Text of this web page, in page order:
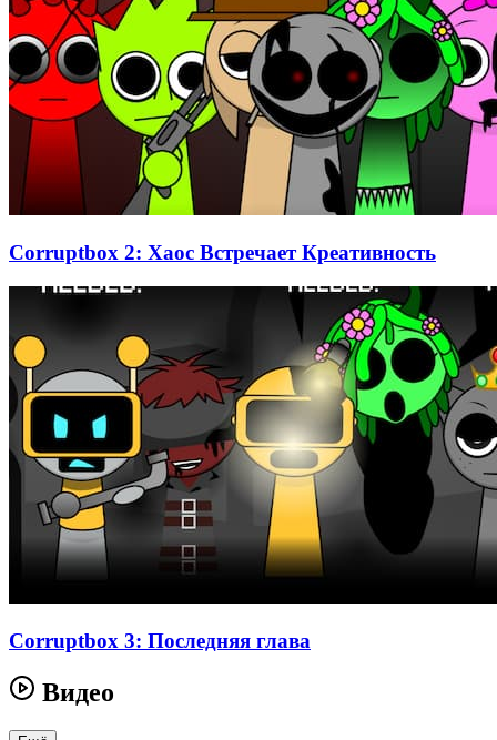
Corruptbox 2: Хаос Встречает Креативность
Corruptbox 3: Последняя глава
Видео